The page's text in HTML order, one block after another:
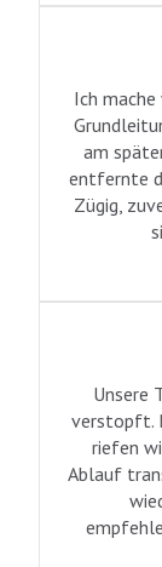
Ich
am
entfernte
Zügig,
Unsere
verstopft.
riefen
Ablauf